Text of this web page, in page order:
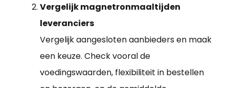
Vergelijk magnetronmaaltijden
leveranciers
Vergelijk aangesloten aanbieders en maak
een keuze. Check vooral de
voedingswaarden, flexibiliteit in bestellen